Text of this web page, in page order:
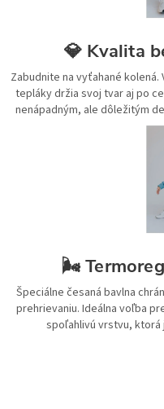
💎 Kvalita
Zabudnite na vyťahané
tepláky držia svoj tvar aj po
nenápadným, ale dôležitým
🌬️
Špeciálne česaná bavlna
prehrievaniu. Ideálna voľba
spoľahlivú vrstvu, ktorá